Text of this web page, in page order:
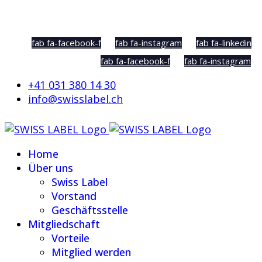
fab fa-facebook-f fab fa-instagram
fab fa-linkedin
fab fa-facebook-f
fab fa-instagram
+41 031 380 14 30
info@swisslabel.ch
Home
Über uns
Swiss Label
Vorstand
Geschäftsstelle
Mitgliedschaft
Vorteile
Mitglied werden